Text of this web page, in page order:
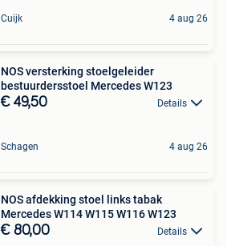
Cuijk 4 aug 26
NOS versterking stoelgeleider
bestuurdersstoel Mercedes W123
€ 49,50 Details
Schagen 4 aug 26
NOS afdekking stoel links tabak
Mercedes W114 W115 W116 W123
€ 80,00 Details